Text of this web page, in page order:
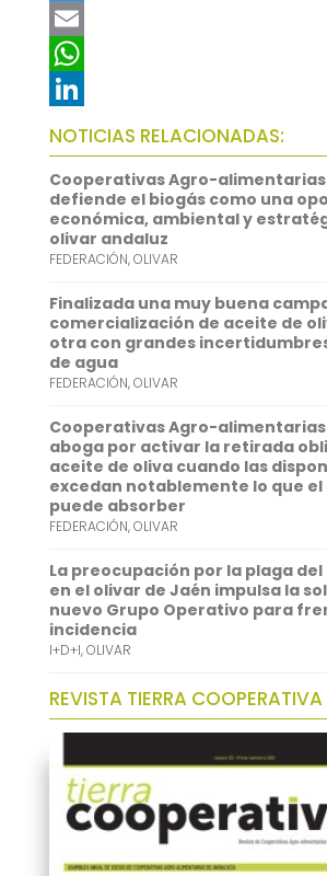
a
c
e
b
o
o
k
T
w
t
t
e
r
E
m
a
i
l
W
h
a
t
s
A
p
p
L
i
n
k
e
d
I
n
NOTICIAS RELACIONADAS:
Cooperativas Agro-
defiende el biogás como una
económica, ambiental y
olivar andaluz
FEDERACIÓN,OLIVAR
Finalizada una muy buena
comercialización de aceite de
otra con grandes
de agua
FEDERACIÓN,OLIVAR
Cooperativas Agro-
aboga por activar la retirada
aceite de oliva cuando las
excedan notablemente lo que
puede absorber
FEDERACIÓN,OLIVAR
La preocupación por la plaga
en el olivar de Jaén impulsa la
nuevo Grupo Operativo para
incidencia
I+D+I,OLIVAR
REVISTA TIERRA COOPERATIVA